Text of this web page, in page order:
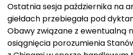
Ostatnia sesja października na
giełdach przebiegała pod
Obawy związane z ewentualną
osiągnięcia porozumienia